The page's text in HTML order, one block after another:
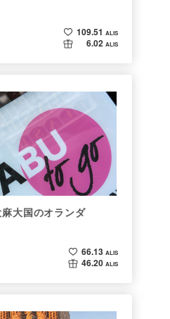
109.51 ALIS
6.02 ALIS
大国のオランダ
66.13 ALIS
46.20 ALIS